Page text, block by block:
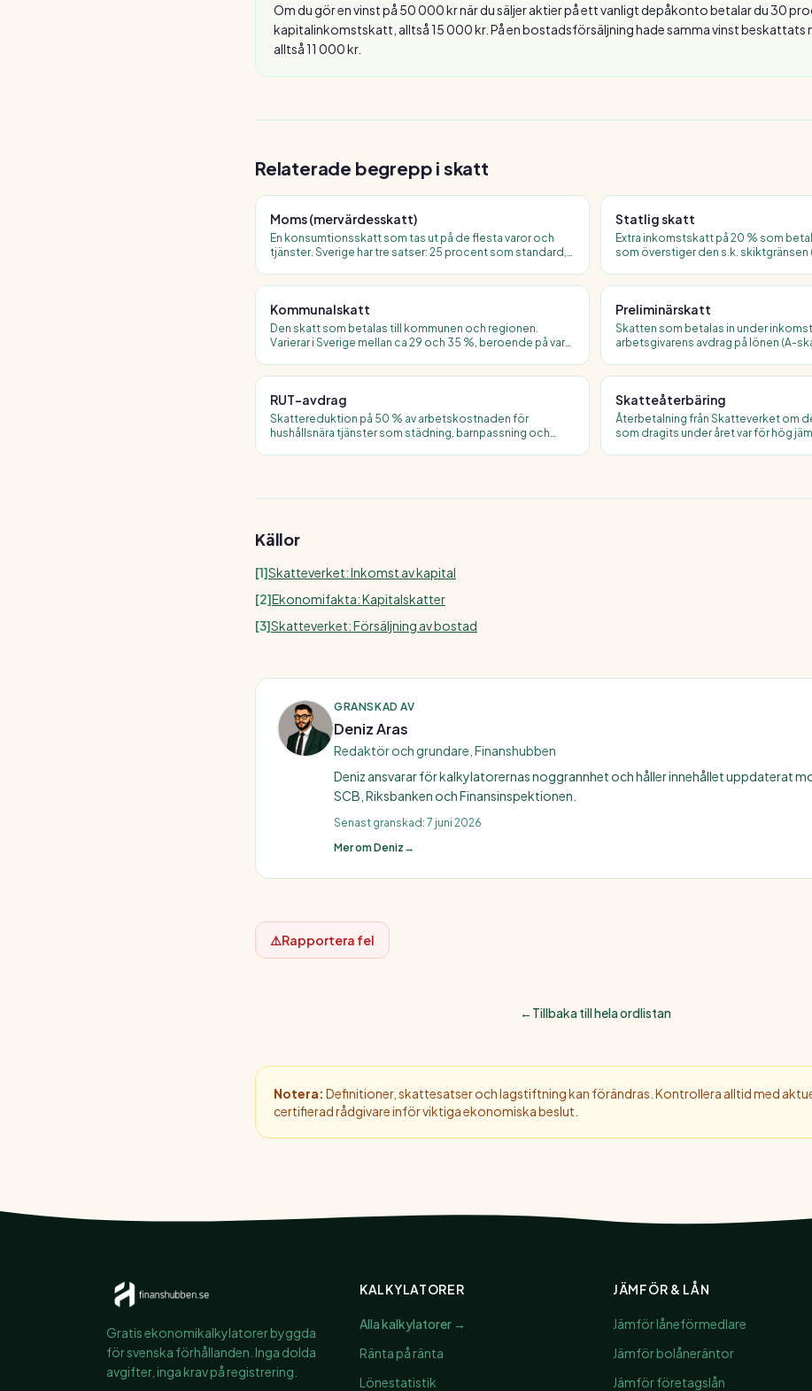
Om du gör en vinst på 50 000 kr när du säljer aktier på ett vanligt depåkonto betalar du 30
kapitalinkomstskatt, alltså 15 000 kr. På en bostadsförsäljning hade samma vinst beskattats
alltså 11 000 kr.
Relaterade begrepp i skatt
Moms (mervärdesskatt)
En konsumtionsskatt som tas ut på de flesta varor och
tjänster. Sverige har tre satser: 25 procent som standard,
Statlig skatt
Extra inkomstskatt på 20 % som
som överstiger den s.k.
Kommunalskatt
Den skatt som betalas till kommunen och regionen.
Varierar i Sverige mellan ca 29 och 35 %, beroende på var
Preliminärskatt
Skatten som betalas in under
arbetsgivarens avdrag på lönen (A-
RUT-avdrag
Skattereduktion på 50 % av arbetskostnaden för
hushållsnära tjänster som städning, barnpassning och
Skatteåterbäring
Återbetalning från Skatteverket om
som dragits under året var för hög
Källor
[1]Skatteverket: Inkomst av kapital
[2]Ekonomifakta: Kapitalskatter
[3]Skatteverket: Försäljning av bostad
GRANSKAD AV
Deniz Aras
Redaktör och grundare, Finanshubben
Deniz ansvarar för kalkylatorernas noggrannhet och håller innehållet uppdaterat
SCB, Riksbanken och Finansinspektionen.
Senast granskad: 7 juni 2026
Mer om Deniz →
⚠️Rapportera fel
←Tillbaka till hela ordlistan
Notera: Definitioner, skattesatser och lagstiftning kan förändras. Kontrollera alltid med
certifierad rådgivare inför viktiga ekonomiska beslut.
Gratis ekonomikalkylatorer byggda
för svenska förhållanden. Inga dolda
avgifter, inga krav på registrering.
KALKYLATORER
Alla kalkylatorer →
Ränta på ränta
Lönestatistik
JÄMFÖR & LÅN
Jämför låneförmedlare
Jämför bolåneräntor
Jämför företagslån